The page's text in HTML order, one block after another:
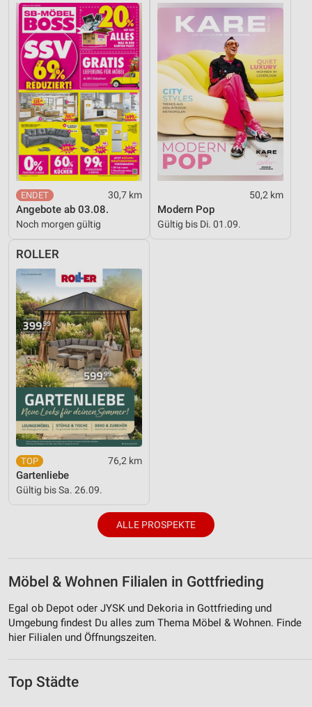
30,7 km
Angebote ab 03.08.
Noch morgen gültig
50,2 km
Modern Pop
Gültig bis Di. 01.09.
ROLLER
76,2 km
Gartenliebe
Gültig bis Sa. 26.09.
ALLE PROSPEKTE
Möbel & Wohnen Filialen in Gottfrieding
Egal ob Depot oder JYSK und Dekoria in Gottfrieding und
Umgebung findest Du alles zum Thema Möbel & Wohnen. Finde
hier Filialen und Öffnungszeiten.
Top Städte